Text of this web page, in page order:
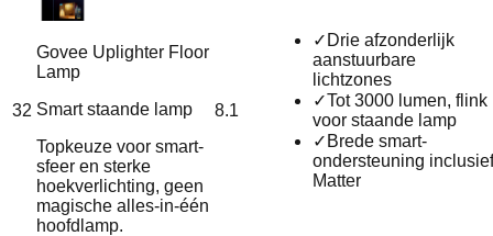
32
Govee Uplighter Floor
Lamp
Smart staande lamp
Topkeuze voor smart-
sfeer en sterke
hoekverlichting, geen
magische alles-in-één
hoofdlamp.
8.1
✓ Drie afzonderlijk
aanstuurbare
lichtzones
✓Tot 3000 lumen, flink
voor staande lamp
✓ Brede smart-
ondersteuning inclusief
Matter